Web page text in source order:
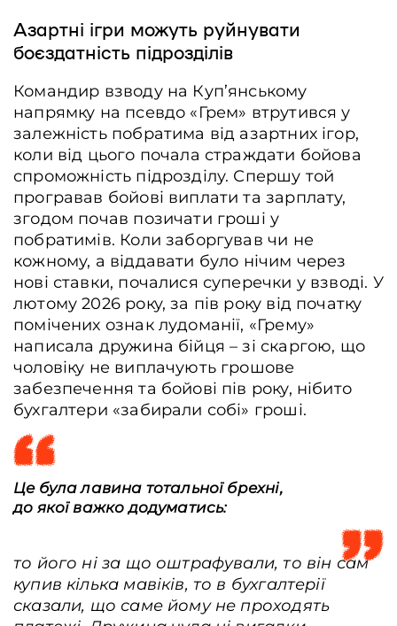
Азартні ігри можуть руйнувати
боєздатність підрозділів
Командир взводу на Куп’янському
напрямку на псевдо «Грем» втрутився у
залежність побратима від азартних ігор,
коли від цього почала страждати бойова
спроможність підрозділу. Спершу той
програвав бойові виплати та зарплату,
згодом почав позичати гроші у
побратимів. Коли заборгував чи не
кожному, а віддавати було нічим через
нові ставки, почалися суперечки у взводі. У
лютому 2026 року, за пів року від початку
помічених ознак лудоманії, «Грему»
написала дружина бійця – зі скаргою, що
чоловіку не виплачують грошове
забезпечення та бойові пів року, нібито
бухгалтери «забирали собі» гроші.
Це була лавина тотальної брехні,
до якої важко додуматись:
то його ні за що оштрафували, то він сам
купив кілька мавіків, то в бухгалтерії
сказали, що саме йому не проходять